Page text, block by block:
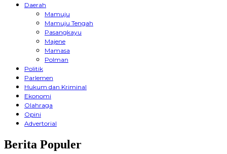
Daerah
Mamuju
Mamuju Tengah
Pasangkayu
Majene
Mamasa
Polman
Politik
Parlemen
Hukum dan Kriminal
Ekonomi
Olahraga
Opini
Advertorial
Berita Populer